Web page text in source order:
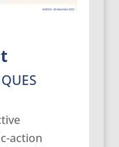
action